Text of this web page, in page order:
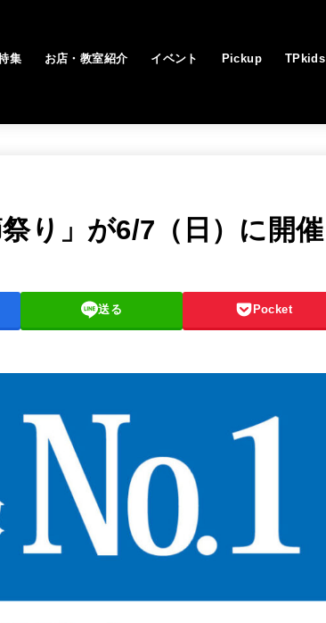
集 お店・教室紹介 イベント Pickup TPkids
り」が6/7（日）に開催
送る Pocket